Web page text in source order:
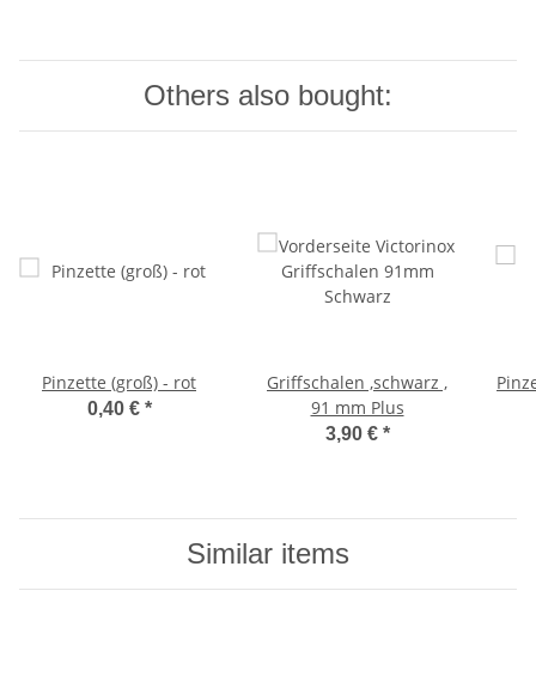
Others also bought:
Pinzette (groß) - rot
0,40 € *
Griffschalen ,schwarz ,
91 mm Plus
3,90 € *
Similar items